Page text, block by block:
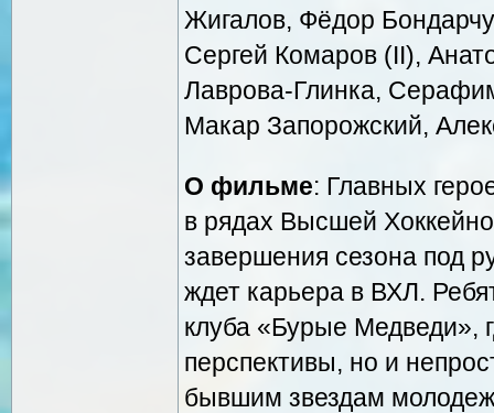
Жигалов, Фёдор
Сергей Комаров (II),
Лаврова-Глинка,
Макар Запорожский,
О фильме: Главных
в рядах Высшей
завершения сезона под
ждет карьера в ВХЛ.
клуба «Бурые Медведи»,
перспективы, но и
бывшим звездам